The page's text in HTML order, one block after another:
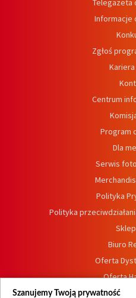
Telegazeta
Informacje
Zgłoś
Kariera
Centrum
Program
Dla
Serwis
Polityka
Polityka
Sklep
Biuro
Oferta
Oferta
Szanujemy Twoją prywatność